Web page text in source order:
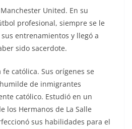
United. En su
profesional, siempre se le
entrenamientos y llegó a
sido sacerdote.
católica. Sus orígenes se
de inmigrantes
católico. Estudió en un
los Hermanos de La Salle
sus habilidades para el